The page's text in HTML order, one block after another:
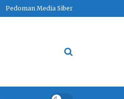
Pedoman Media Siber